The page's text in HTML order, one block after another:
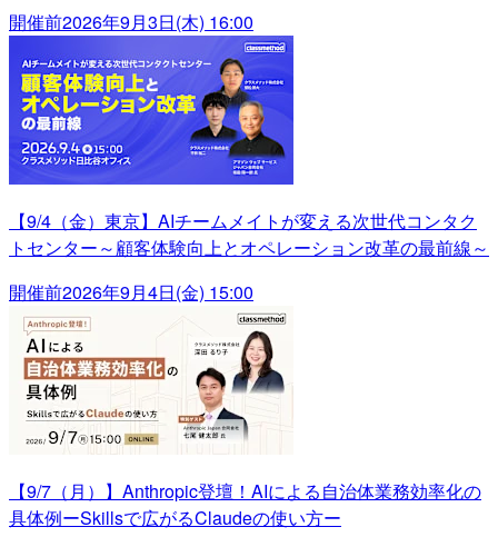
開催前2026年9月3日(木) 16:00
【9/4（金）東京】AIチームメイトが変える次世代コンタク
トセンター～顧客体験向上とオペレーション改革の最前線～
開催前2026年9月4日(金) 15:00
【9/7（月）】Anthropic登壇！AIによる自治体業務効率化の
具体例ーSkillsで広がるClaudeの使い方ー